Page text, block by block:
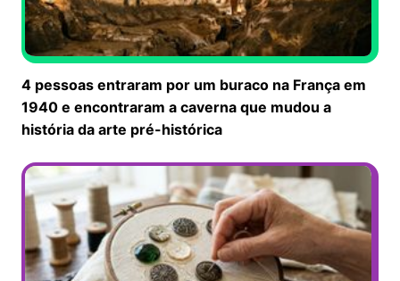
4 pessoas entraram por um buraco na França em
1940 e encontraram a caverna que mudou a
história da arte pré-histórica